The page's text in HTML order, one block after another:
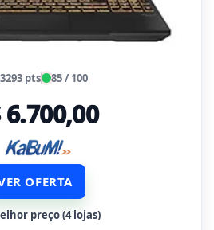
pts 85 / 100
6.700,00
OFERTA
preço (4 lojas)